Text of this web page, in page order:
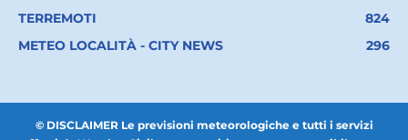
TERREMOTI
824
METEO LOCALITÀ - CITY NEWS
296
© DISCLAIMER Le previsioni meteorologiche e tutti i servizi